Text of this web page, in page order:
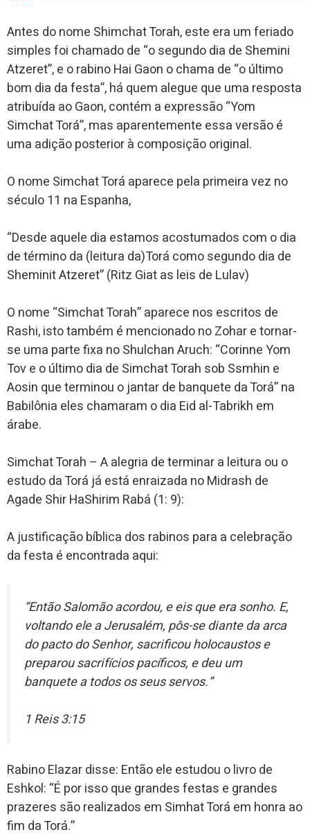
Antes do nome Shimchat Torah, este era um feriado
simples foi chamado de “o segundo dia de Shemini
Atzeret”, e o rabino Hai Gaon o chama de “o último
bom dia da festa”, há quem alegue que uma resposta
atribuída ao Gaon, contém a expressão “Yom
Simchat Torá”, mas aparentemente essa versão é
uma adição posterior à composição original.
O nome Simchat Torá aparece pela primeira vez no
século 11 na Espanha,
“Desde aquele dia estamos acostumados com o dia
de término da (leitura da)Torá como segundo dia de
Sheminit Atzeret” (Ritz Giat as leis de Lulav)
O nome “Simchat Torah” aparece nos escritos de
Rashi, isto também é mencionado no Zohar e tornar-
se uma parte fixa no Shulchan Aruch: “Corinne Yom
Tov e o último dia de Simchat Torah sob Ssmhin e
Aosin que terminou o jantar de banquete da Torá” na
Babilônia eles chamaram o dia Eid al-Tabrikh em
árabe.
Simchat Torah – A alegria de terminar a leitura ou o
estudo da Torá já está enraizada no Midrash de
Agade Shir HaShirim Rabá (1: 9):
A justificação bíblica dos rabinos para a celebração
da festa é encontrada aqui:
“Então Salomão acordou, e eis que era sonho. E,
voltando ele a Jerusalém, pôs-se diante da arca
do pacto do Senhor, sacrificou holocaustos e
preparou sacrifícios pacíficos, e deu um
banquete a todos os seus servos.”
1 Reis 3:15
Rabino Elazar disse: Então ele estudou o livro de
Eshkol: “É por isso que grandes festas e grandes
prazeres são realizados em Simhat Torá em honra ao
fim da Torá.”